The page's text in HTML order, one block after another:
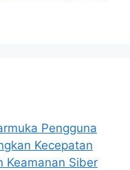
Pengguna
Kecepatan
Keamanan Siber